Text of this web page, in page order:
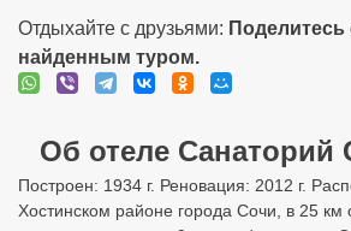
Отдыхайте с друзьями: Поделитесь
найденным туром.
Об отеле Санаторий
Построен: 1934 г. Реновация: 2012 г.
Хостинском районе города Сочи, в 25 км